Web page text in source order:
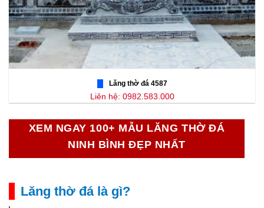
Lăng thờ đá 4587
Liên hệ: 0982.583.000
XEM NGAY 100+ MẪU LĂNG THỜ ĐÁ
NINH BÌNH ĐẸP NHẤT
Lăng thờ đá là gì?